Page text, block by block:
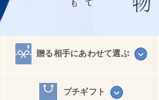
贈る相手にあわせて選ぶ
プチギフト